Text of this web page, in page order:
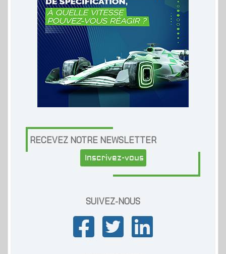
RECEVEZ NOTRE NEWSLETTER
Inscrivez-vous
SUIVEZ-NOUS